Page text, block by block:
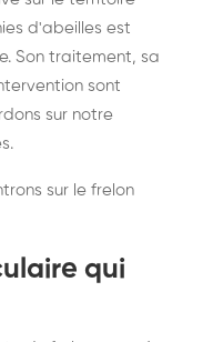
d'abeilles est
Son traitement, sa
sont
sur notre
.
sur le frelon
qui